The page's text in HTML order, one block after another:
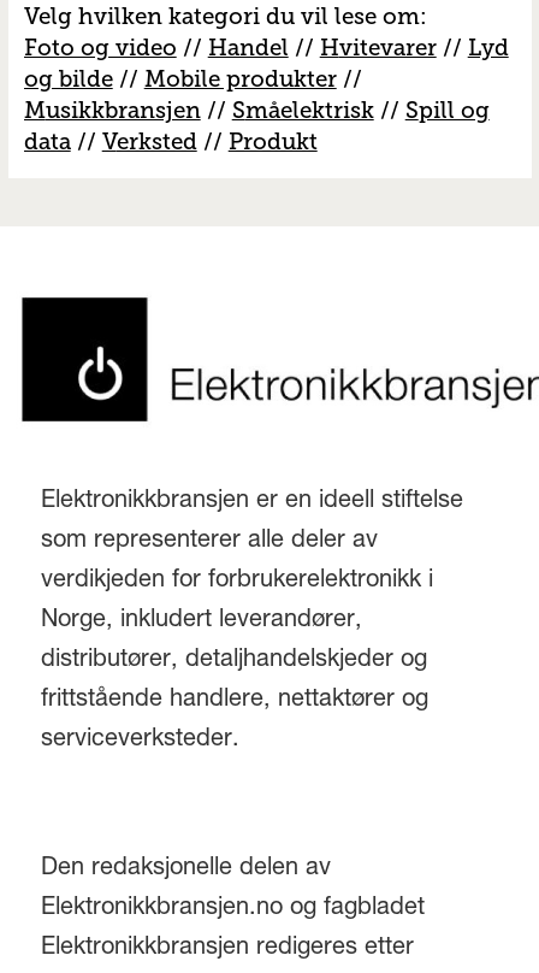
Velg hvilken kategori du vil lese om:
Foto og video // Handel // Hvitevarer// Lyd
og bilde// Mobile produkter//
Musikkbransjen// Småelektrisk// Spill og
data// Verksted // Produkt
Elektronikkbransjen er en ideell stiftelse
som representerer alle deler av
verdikjeden for forbrukerelektronikk i
Norge, inkludert leverandører,
distributører, detaljhandelskjeder og
frittstående handlere, nettaktører og
serviceverksteder.
Den redaksjonelle delen av
Elektronikkbransjen.no og fagbladet
Elektronikkbransjen redigeres etter